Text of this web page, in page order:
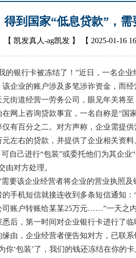
得到国家“低息贷款”，需
【 凯发真人-ag凯发 】 【 2025-01-16
银行卡被冻结了！”近日，一名企业
企业的账户涉及多笔涉诈资金，而经
道经营一劳务公司，眼见年关将至
网上咨询贷款事宜，一名自称是“国
有百分之二。对方声称，企业需提
左右的贷款，并提供了企业相关资
自己进行“包装”或委托他们为其企
由对方处理。
该企业经营者将企业的营业执照及
手机短信就接连收到多条短信通知
司账户转账给某某25万元……”一天之
后，第一时间对企业银行卡进行了
由，企业经营者便告知对方，已联系
‘包装’了，我们的钱还冻结在你的